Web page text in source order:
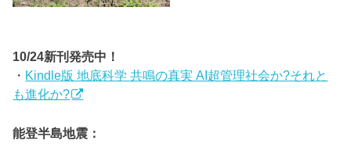
10/24新刊発売中！
・ Kindle版 地底科学 共鳴の真実 AI超管理社会か?それと
も進化か?
能登半島地震：